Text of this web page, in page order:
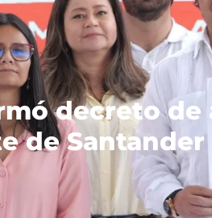
decreto
de Santander